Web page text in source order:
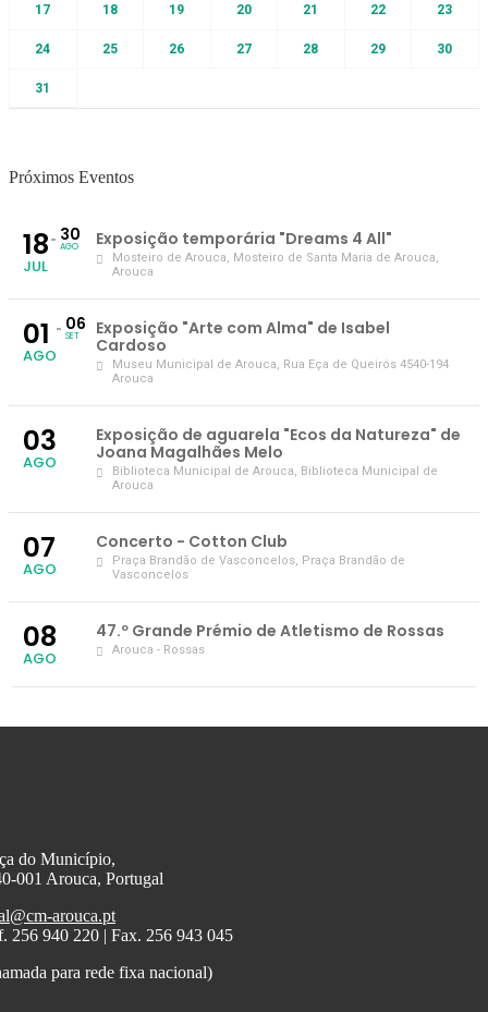
17 18 19 20 21 22 23
24 25 26 27 28 29 30
31
Próximos Eventos
18
JUL
30
AGO Exposição temporária "Dreams 4 All"
Mosteiro de Arouca, Mosteiro de Santa Maria de Arouca,
Arouca
01
AGO
06
SET
Exposição "Arte com Alma" de Isabel
Cardoso
Museu Municipal de Arouca, Rua Eça de Queirós 4540-194
Arouca
03
AGO
Exposição de aguarela "Ecos da Natureza" de
Joana Magalhães Melo
Biblioteca Municipal de Arouca, Biblioteca Municipal de
Arouca
07
AGO
Concerto - Cotton Club
Praça Brandão de Vasconcelos, Praça Brandão de
Vasconcelos
08
AGO
47.º Grande Prémio de Atletismo de Rossas
Arouca - Rossas
do Município,
001 Arouca, Portugal
arouca.pt
256 940 220 | Fax. 256 943 045
para rede fixa nacional)